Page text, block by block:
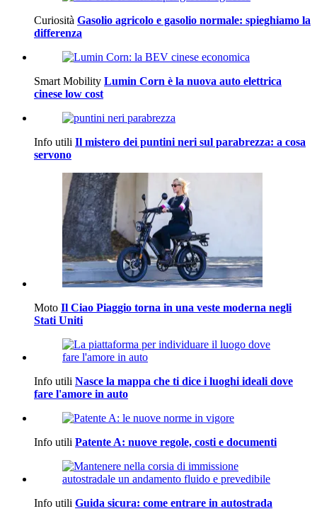
Curiosità Gasolio agricolo e gasolio normale: spieghiamo la
differenza
Smart Mobility Lumin Corn è la nuova auto elettrica
cinese low cost
Info utili Il mistero dei puntini neri sul parabrezza: a cosa
servono
Moto Il Ciao Piaggio torna in una veste moderna negli
Stati Uniti
Info utili Nasce la mappa che ti dice i luoghi ideali dove
fare l'amore in auto
Info utili Patente A: nuove regole, costi e documenti
Info utili Guida sicura: come entrare in autostrada